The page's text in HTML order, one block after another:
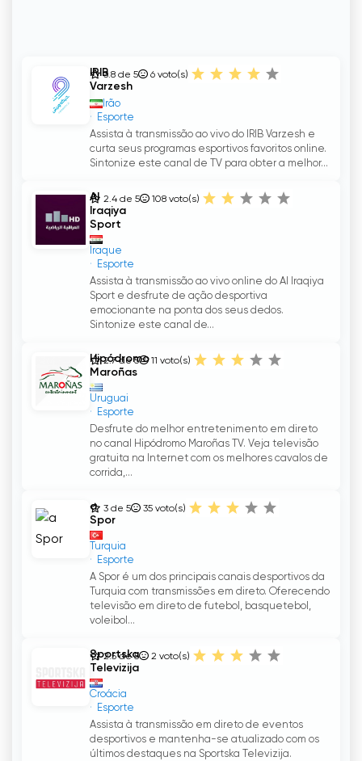
IRIB
Varzesh
Irão
Esporte
3.8 de 5 6 voto(s)
Assista à transmissão ao vivo do IRIB Varzesh e
curta seus programas esportivos favoritos online.
Sintonize este canal de TV para obter a melhor...
Al
Iraqiya
Sport
Iraque
Esporte
2.4 de 5 108 voto(s)
Assista à transmissão ao vivo online do Al Iraqiya
Sport e desfrute de ação desportiva
emocionante na ponta dos seus dedos.
Sintonize este canal de...
Hipódromo
Maroñas
Uruguai
Esporte
2.7 de 5 11 voto(s)
Desfrute do melhor entretenimento em direto
no canal Hipódromo Maroñas TV. Veja televisão
gratuita na Internet com os melhores cavalos de
corrida,...
a
Spor
Turquia
Esporte
3 de 5 35 voto(s)
A Spor é um dos principais canais desportivos da
Turquia com transmissões em direto. Oferecendo
televisão em direto de futebol, basquetebol,
voleibol...
Sportska
Televizija
Croácia
Esporte
2.5 de 5 2 voto(s)
Assista à transmissão em direto de eventos
desportivos e mantenha-se atualizado com os
últimos destaques na Sportska Televizija.